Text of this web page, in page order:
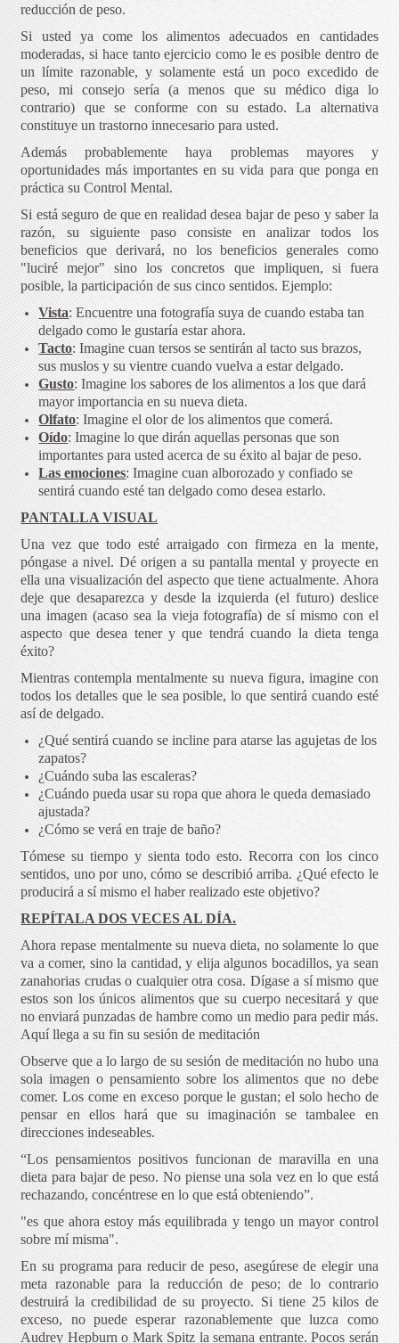
reducción de peso.
Si usted ya come los alimentos adecuados en cantidades
moderadas, si hace tanto ejercicio como le es posible dentro de
un límite razonable, y solamente está un poco excedido de
peso, mi consejo sería (a menos que su médico diga lo
contrario) que se conforme con su estado. La alternativa
constituye un trastorno innecesario para usted.
Además probablemente haya problemas mayores y
oportunidades más importantes en su vida para que ponga en
práctica su Control Mental.
Si está seguro de que en realidad desea bajar de peso y saber la
razón, su siguiente paso consiste en analizar todos los
beneficios que derivará, no los beneficios generales como
"luciré mejor" sino los concretos que impliquen, si fuera
posible, la participación de sus cinco sentidos. Ejemplo:
Vista: Encuentre una fotografía suya de cuando estaba tan
delgado como le gustaría estar ahora.
Tacto: Imagine cuan tersos se sentirán al tacto sus brazos,
sus muslos y su vientre cuando vuelva a estar delgado.
Gusto: Imagine los sabores de los alimentos a los que dará
mayor importancia en su nueva dieta.
Olfato: Imagine el olor de los alimentos que comerá.
Oído: Imagine lo que dirán aquellas personas que son
importantes para usted acerca de su éxito al bajar de peso.
Las emociones: Imagine cuan alborozado y confiado se
sentirá cuando esté tan delgado como desea estarlo.
PANTALLA VISUAL
Una vez que todo esté arraigado con firmeza en la mente,
póngase a nivel. Dé origen a su pantalla mental y proyecte en
ella una visualización del aspecto que tiene actualmente. Ahora
deje que desaparezca y desde la izquierda (el futuro) deslice
una imagen (acaso sea la vieja fotografía) de sí mismo con el
aspecto que desea tener y que tendrá cuando la dieta tenga
éxito?
Mientras contempla mentalmente su nueva figura, imagine con
todos los detalles que le sea posible, lo que sentirá cuando esté
así de delgado.
¿Qué sentirá cuando se incline para atarse las agujetas de los
zapatos?
¿Cuándo suba las escaleras?
¿Cuándo pueda usar su ropa que ahora le queda demasiado
ajustada?
¿Cómo se verá en traje de baño?
Tómese su tiempo y sienta todo esto. Recorra con los cinco
sentidos, uno por uno, cómo se describió arriba. ¿Qué efecto le
producirá a sí mismo el haber realizado este objetivo?
REPÍTALA DOS VECES AL DÍA.
Ahora repase mentalmente su nueva dieta, no solamente lo que
va a comer, sino la cantidad, y elija algunos bocadillos, ya sean
zanahorias crudas o cualquier otra cosa. Dígase a sí mismo que
estos son los únicos alimentos que su cuerpo necesitará y que
no enviará punzadas de hambre como un medio para pedir más.
Aquí llega a su fin su sesión de meditación
Observe que a lo largo de su sesión de meditación no hubo una
sola imagen o pensamiento sobre los alimentos que no debe
comer. Los come en exceso porque le gustan; el solo hecho de
pensar en ellos hará que su imaginación se tambalee en
direcciones indeseables.
“Los pensamientos positivos funcionan de maravilla en una
dieta para bajar de peso. No piense una sola vez en lo que está
rechazando, concéntrese en lo que está obteniendo”.
"es que ahora estoy más equilibrada y tengo un mayor control
sobre mí misma".
En su programa para reducir de peso, asegúrese de elegir una
meta razonable para la reducción de peso; de lo contrario
destruirá la credibilidad de su proyecto. Si tiene 25 kilos de
exceso, no puede esperar razonablemente que luzca como
Audrey Hepburn o Mark Spitz la semana entrante. Pocos serán